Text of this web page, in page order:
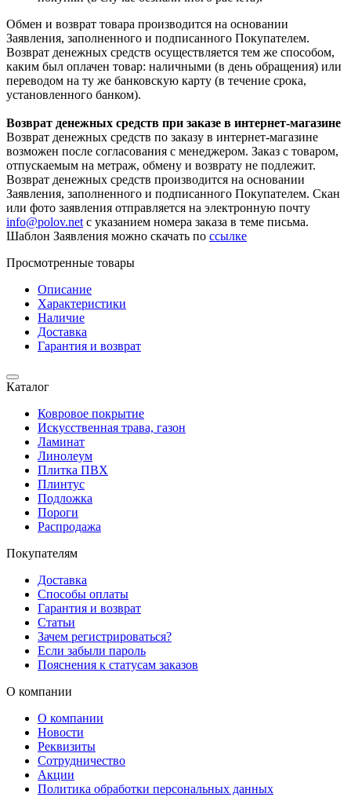
Обмен и возврат товара производится на основании
Заявления, заполненного и подписанного Покупателем.
Возврат денежных средств осуществляется тем же способом,
каким был оплачен товар: наличными (в день обращения) или
переводом на ту же банковскую карту (в течение срока,
установленного банком).
Возврат денежных средств при заказе в интернет-магазине
Возврат денежных средств по заказу в интернет-магазине
возможен после согласования с менеджером. Заказ с товаром,
отпускаемым на метраж, обмену и возврату не подлежит.
Возврат денежных средств производится на основании
Заявления, заполненного и подписанного Покупателем. Скан
или фото заявления отправляется на электронную почту
info@polov.net с указанием номера заказа в теме письма.
Шаблон Заявления можно скачать по ссылке
Просмотренные товары
Описание
Характеристики
Наличие
Доставка
Гарантия и возврат
Каталог
Ковровое покрытие
Искусственная трава, газон
Ламинат
Линолеум
Плитка ПВХ
Плинтус
Подложка
Пороги
Распродажа
Покупателям
Доставка
Способы оплаты
Гарантия и возврат
Статьи
Зачем регистрироваться?
Если забыли пароль
Пояснения к статусам заказов
О компании
О компании
Новости
Реквизиты
Сотрудничество
Акции
Политика обработки персональных данных